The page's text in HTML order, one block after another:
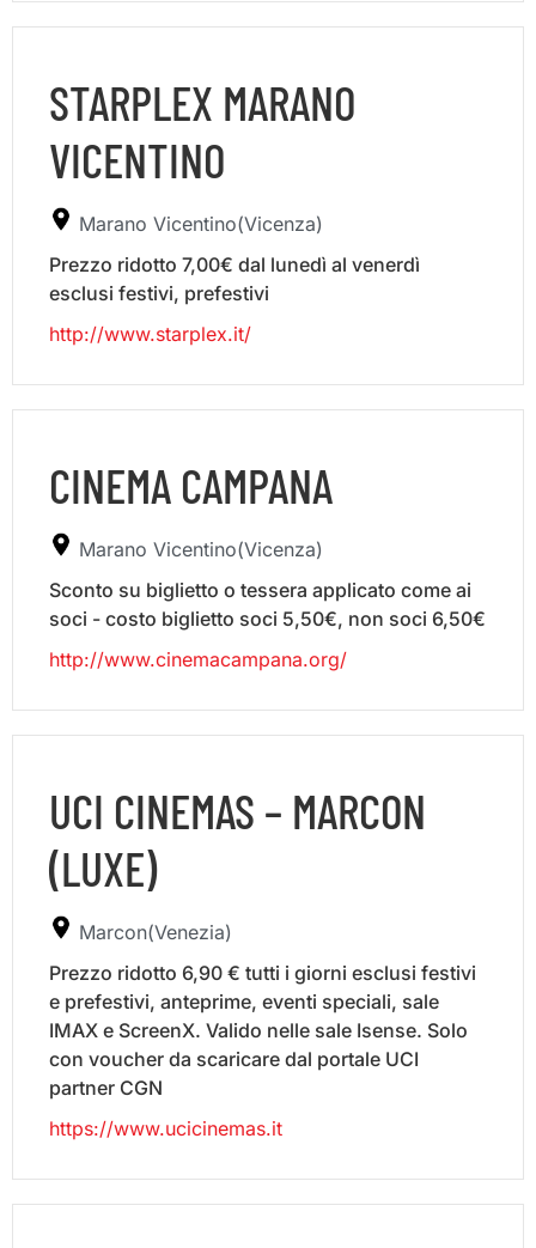
STARPLEX MARANO
VICENTINO
Marano Vicentino(Vicenza)
Prezzo ridotto 7,00€ dal lunedì al venerdì
esclusi festivi, prefestivi
http://www.starplex.it/
CINEMA CAMPANA
Marano Vicentino(Vicenza)
Sconto su biglietto o tessera applicato come ai
soci - costo biglietto soci 5,50€, non soci 6,50€
http://www.cinemacampana.org/
UCI CINEMAS – MARCON
(LUXE)
Marcon(Venezia)
Prezzo ridotto 6,90 € tutti i giorni esclusi festivi
e prefestivi, anteprime, eventi speciali, sale
IMAX e ScreenX. Valido nelle sale Isense. Solo
con voucher da scaricare dal portale UCI
partner CGN
https://www.ucicinemas.it